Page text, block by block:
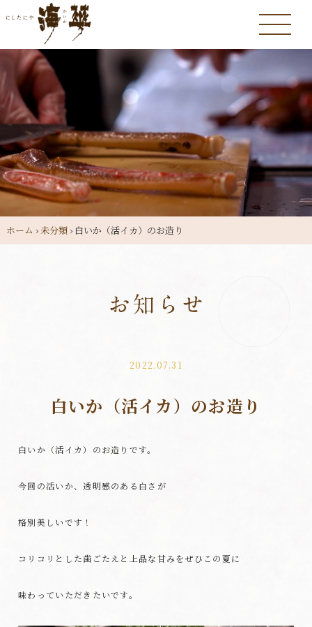
ホーム ›未分類›白いか（活イカ）のお造り
2022.07.31
白いか（活イカ）のお造り
白いか（活イカ）のお造りです。
今回の活いか、透明感のある白さが
格別美しいです！
コリコリとした歯ごたえと上品な甘みをぜひこの夏に
味わっていただきたいです。